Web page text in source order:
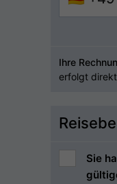
Ihre
erfolgt
Sie